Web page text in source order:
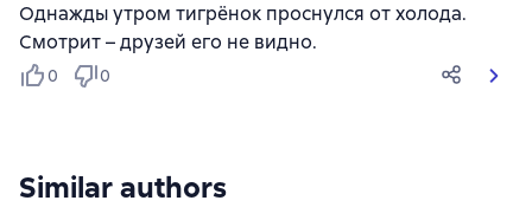
Однажды утром тигрёнок проснулся от холода.
Смотрит – друзей его не видно.
0 0
Similar authors